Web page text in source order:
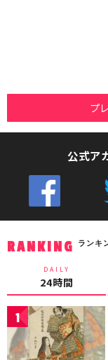
プ
公式ア
RANKING ランキ
DAILY
24時間
1